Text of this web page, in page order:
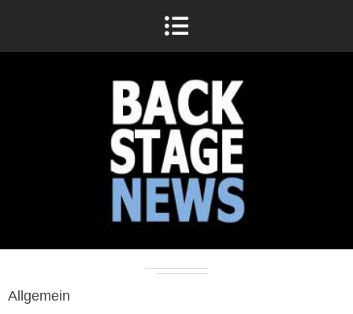
Allgemein